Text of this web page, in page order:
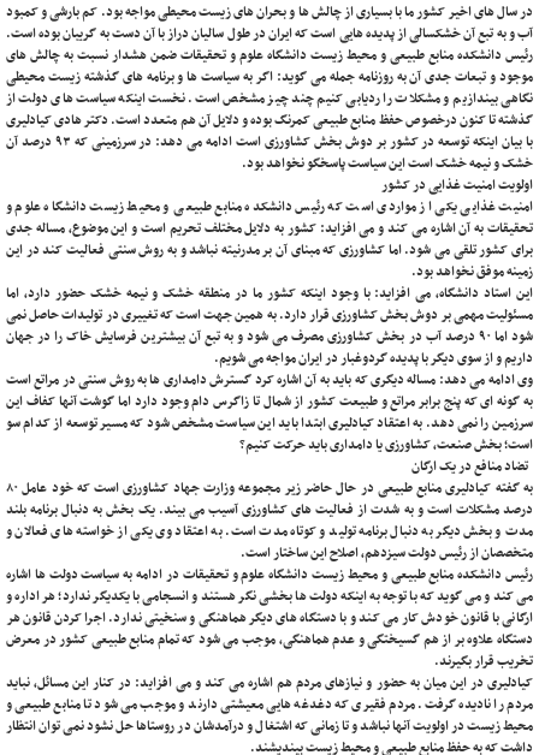
در سال های اخیر کشور ما با بسیاری از چالش ها و بحران های زیست محیطی مواجه بود. کم بارشی و کمبود
آب و به تبع آن خشکسالی از پدیده هایی است که ایران در طول سالیان دراز با آن دست به گریبان بوده است.
رئیس دانشکده منابع طبیعی و محیط زیست دانشگاه علوم و تحقیقات ضمن هشدار نسبت به چالش های
موجود و تبعات جدی آن به روزنامه جمله می گوید: اگر به سیاست ها و برنامه های گذشته زیست محیطی
نگاهی بیندازیم و مشکلات را ردیابی کنیم چند چیز مشخص است. نخست اینکه سیاست های دولت از
گذشته تا کنون درخصوص حفظ منابع طبیعی کمرنگ بوده و دلایل آن هم متعدد است. دکتر هادی کیادلیری
با بیان اینکه توسعه در کشور بر دوش بخش کشاورزی است ادامه می دهد: در سرزمینی که ۹۳ درصد آن
خشک و نیمه خشک است این سیاست پاسخگو نخواهد بود.
اولویت امنیت غذایی در کشور
امنیت غذایی یکی از مواردی است که رئیس دانشکده منابع طبیعی و محیط زیست دانشگاه علوم و
تحقیقات به آن اشاره می کند و می افزاید: کشور به دلایل مختلف تحریم است و این موضوع، مساله جدی
برای کشور تلقی می شود. اما کشاورزی که مبنای آن بر مدرنیته نباشد و به روش سنتی فعالیت کند در این
زمینه موفق نخواهد بود.
این استاد دانشگاه، می افزاید: با وجود اینکه کشور ما در منطقه خشک و نیمه خشک حضور دارد، اما
مسئولیت مهمی بر دوش بخش کشاورزی قرار دارد. به همین جهت است که تغییری در تولیدات حاصل نمی
شود اما ۹۰ درصد آب در بخش کشاورزی مصرف می شود و به تبع آن بیشترین فرسایش خاک را در جهان
داریم و از سوی دیگر با پدیده گردوغبار در ایران مواجه می شویم.
وی ادامه می دهد: مساله دیگری که باید به آن اشاره کرد گسترش دامداری ها به روش سنتی در مراتع است
به گونه ای که پنج برابر مراتع و طبیعت کشور از شمال تا زاگرس دام وجود دارد اما گوشت آنها کفاف این
سرزمین را نمی دهد. به اعتقاد کیادلیری ابتدا باید این سیاست مشخص شود که مسیر توسعه از کدام سو
است؛ بخش صنعت، کشاورزی یا دامداری باید حرکت کنیم؟
تضاد منافع در یک ارگان
به گفته کیادلیری منابع طبیعی در حال حاضر زیر مجموعه وزارت جهاد کشاورزی است که خود عامل ۸۰
درصد مشکلات است و به شدت از فعالیت ‌های کشاورزی آسیب می ‌بیند. یک بخش به دنبال برنامه بلند
مدت و بخش دیگر به دنبال برنامه تولید و کوتاه مدت است. به اعتقاد وی یکی از خواسته های فعالان و
متخصصان از رئیس دولت سیزدهم، اصلاح این ساختار است.
رئیس دانشکده منابع طبیعی و محیط زیست دانشگاه علوم و تحقیقات در ادامه به سیاست دولت ها اشاره
می کند و می گوید که با توجه به اینکه دولت ها بخشی نگر هستند و انسجامی با یکدیگر ندارد؛ هر اداره و
ارگانی با قانون خودش کار می کند و با دستگاه های دیگر هماهنگی و سنخیتی ندارد. اجرا کردن قانون هر
دستگاه علاوه بر از هم گسیختگی و عدم هماهنگی، موجب می شود که تمام منابع طبیعی کشور در معرض
تخریب قرار بگیرند.
کیادلیری در این میان به حضور و نیازهای مردم هم اشاره می کند و می افزاید: در کنار این مسائل، نباید
مردم را نادیده گرفت. مردم فقیری که دغدغه هایی معیشتی دارند و موجب می شود تا منابع طبیعی و
محیط زیست در اولویت آنها نباشد و تا زمانی که اشتغال و درآمدشان در روستاها حل نشود نمی توان انتظار
داشت که به حفظ منابع طبیعی و محیط زیست بیندیشند.